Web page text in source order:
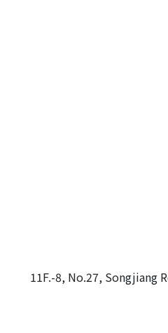
11F.-8, No.27, Songjiang